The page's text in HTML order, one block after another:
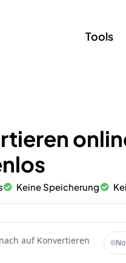
Tools
Keine Speicherung
auf Konvertieren